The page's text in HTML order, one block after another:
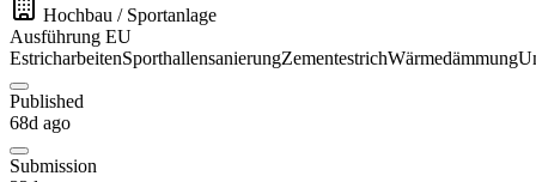
Hochbau / Sportanlage
Ausführung EU
EstricharbeitenSporthallensanierungZementestrichWärmedämmung
Published
68d ago
Submission